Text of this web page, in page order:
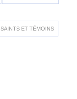
SAINTS ET TÉMOINS